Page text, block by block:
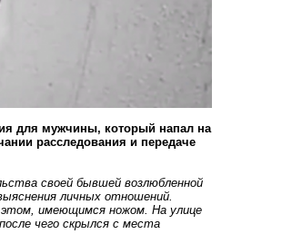
для мужчины, который напал на
расследования и передаче
своей бывшей возлюбленной
личных отношений.
этом, имеющимся ножом. На улице
чего скрылся с места